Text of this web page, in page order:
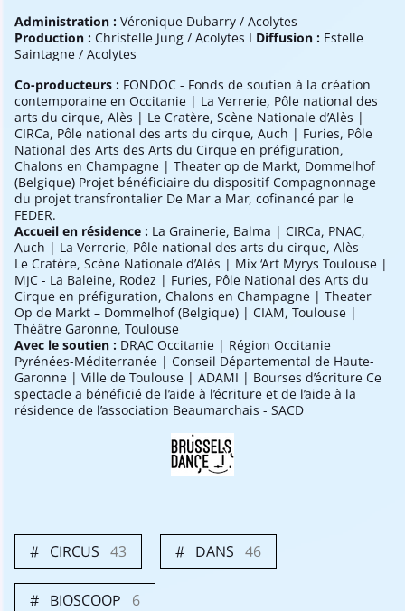
Administration : Véronique Dubarry / Acolytes
Production : Christelle Jung / Acolytes I Diffusion : Estelle
Saintagne / Acolytes
Co-producteurs : FONDOC - Fonds de soutien à la création
contemporaine en Occitanie | La Verrerie, Pôle national des
arts du cirque, Alès | Le Cratère, Scène Nationale d’Alès |
CIRCa, Pôle national des arts du cirque, Auch | Furies, Pôle
National des Arts des Arts du Cirque en préfiguration,
Chalons en Champagne | Theater op de Markt, Dommelhof
(Belgique) Projet bénéficiaire du dispositif Compagnonnage
du projet transfrontalier De Mar a Mar, cofinancé par le
FEDER.
Accueil en résidence : La Grainerie, Balma | CIRCa, PNAC,
Auch | La Verrerie, Pôle national des arts du cirque, Alès
Le Cratère, Scène Nationale d’Alès | Mix ‘Art Myrys Toulouse |
MJC - La Baleine, Rodez | Furies, Pôle National des Arts du
Cirque en préfiguration, Chalons en Champagne | Theater
Op de Markt – Dommelhof (Belgique) | CIAM, Toulouse |
Théâtre Garonne, Toulouse
Avec le soutien : DRAC Occitanie | Région Occitanie
Pyrénées-Méditerranée | Conseil Départemental de Haute-
Garonne | Ville de Toulouse | ADAMI | Bourses d’écriture Ce
spectacle a bénéficié de l’aide à l’écriture et de l’aide à la
résidence de l’association Beaumarchais - SACD
CIRCUS 43 DANS 46
BIOSCOOP 6
BLIJF OP
DE HOOGTE